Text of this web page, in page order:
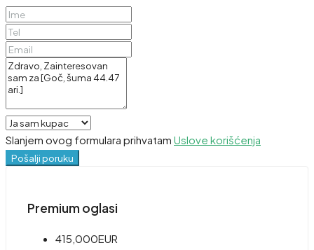
Slanjem ovog formulara prihvatam Uslove korišćenja
Pošalji poruku
Premium oglasi
415,000EUR